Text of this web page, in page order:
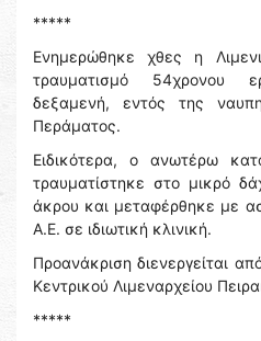
*****
Ενημερώθηκε χθες η
τραυματισμό 54χρονου
δεξαμενή, εντός της
Περάματος.
Ειδικότερα, ο ανωτέρω
τραυματίστηκε στο μικρό
άκρου και μεταφέρθηκε με
Α.Ε. σε ιδιωτική κλινική.
Προανάκριση διενεργείται
Κεντρικού Λιμεναρχείου
*****